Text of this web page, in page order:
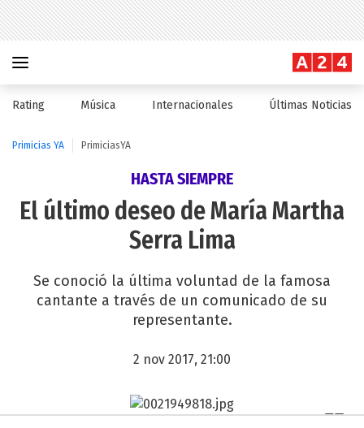
Rating Música Internacionales Últimas Noticias
Primicias YA PrimiciasYA
HASTA SIEMPRE
El último deseo de María Martha
Serra Lima
Se conoció la última voluntad de la famosa
cantante a través de un comunicado de su
representante.
2 nov 2017, 21:00